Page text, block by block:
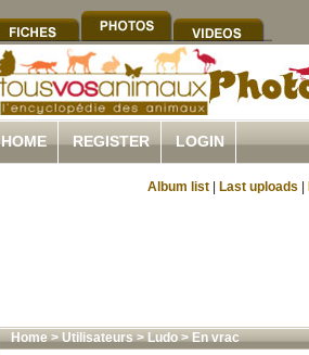
HOME REGISTER LOGIN
Album list Last uploads
Home>Utilisateurs>Ludo>En vrac